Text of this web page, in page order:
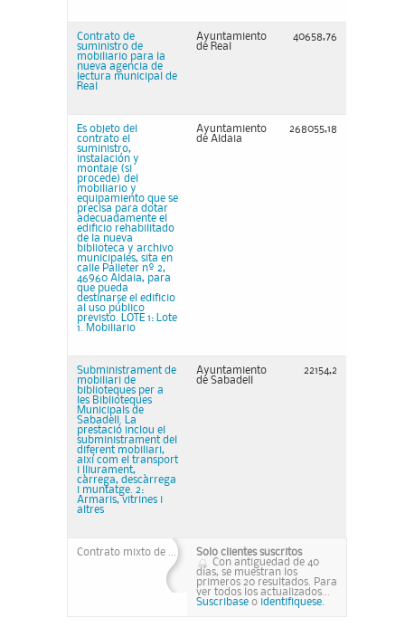
Contrato de
suministro de
mobiliario para la
nueva agencia de
lectura municipal de
Real
Ayuntamiento
de Real
40658,76
Es objeto del
contrato el
suministro,
instalación y
montaje (si
procede) del
mobiliario y
equipamiento que se
precisa para dotar
adecuadamente el
edificio rehabilitado
de la nueva
biblioteca y archivo
municipales, sita en
calle Palleter nº 2,
46960 Aldaia, para
que pueda
destinarse el edificio
al uso público
previsto. LOTE 1: Lote
1. Mobiliario
Ayuntamiento
de Aldaia
268055,18
Subministrament de
mobiliari de
biblioteques per a
les Biblioteques
Municipals de
Sabadell. La
prestació inclou el
subministrament del
diferent mobiliari,
així com el transport
i lliurament,
càrrega, descàrrega
i muntatge. 2:
Armaris, vitrines i
altres
Ayuntamiento
de Sabadell
22154,2
Contrato mixto de ...
Solo clientes suscritos
Con antiguedad de 40
días, se muestran los
primeros 20 resultados. Para
ver todos los actualizados...
Suscribase o identifiquese.